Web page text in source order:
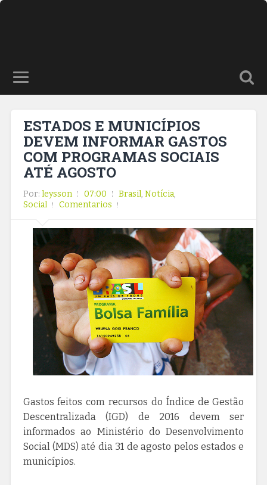
ESTADOS E MUNICÍPIOS
DEVEM INFORMAR GASTOS
COM PROGRAMAS SOCIAIS
ATÉ AGOSTO
Por: leysson 07:00 Brasil, Notícia,
Social
Comentarios
Gastos feitos com recursos do Índice de Gestão
Descentralizada (IGD) de 2016 devem ser
informados ao Ministério do Desenvolvimento
Social (MDS) até dia 31 de agosto pelos estados e
municípios.